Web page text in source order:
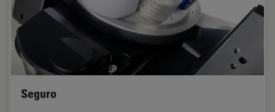
Seguro